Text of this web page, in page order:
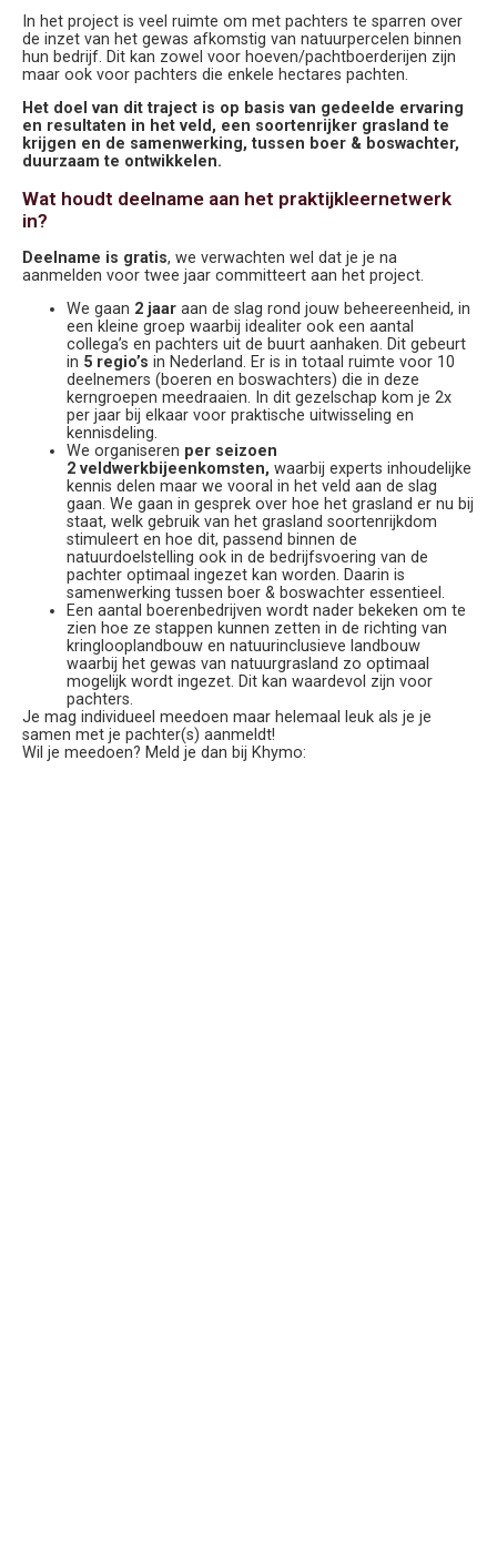
In het project is veel ruimte om met pachters te sparren over
de inzet van het gewas afkomstig van natuurpercelen binnen
hun bedrijf. Dit kan zowel voor hoeven/pachtboerderijen zijn
maar ook voor pachters die enkele hectares pachten.
Het doel van dit traject is op basis van gedeelde ervaring
en resultaten in het veld, een soortenrijker grasland te
krijgen en de samenwerking, tussen boer & boswachter,
duurzaam te ontwikkelen.
Wat houdt deelname aan het praktijkleernetwerk
in?
Deelname is gratis, we verwachten wel dat je je na
aanmelden voor twee jaar committeert aan het project.
We gaan 2 jaar aan de slag rond jouw beheereenheid, in
een kleine groep waarbij idealiter ook een aantal
collega’s en pachters uit de buurt aanhaken. Dit gebeurt
in 5 regio’s in Nederland. Er is in totaal ruimte voor 10
deelnemers (boeren en boswachters) die in deze
kerngroepen meedraaien. In dit gezelschap kom je 2x
per jaar bij elkaar voor praktische uitwisseling en
kennisdeling.
We organiseren per seizoen
2 veldwerkbijeenkomsten, waarbij experts inhoudelijke
kennis delen maar we vooral in het veld aan de slag
gaan. We gaan in gesprek over hoe het grasland er nu bij
staat, welk gebruik van het grasland soortenrijkdom
stimuleert en hoe dit, passend binnen de
natuurdoelstelling ook in de bedrijfsvoering van de
pachter optimaal ingezet kan worden. Daarin is
samenwerking tussen boer & boswachter essentieel.
Een aantal boerenbedrijven wordt nader bekeken om te
zien hoe ze stappen kunnen zetten in de richting van
kringlooplandbouw en natuurinclusieve landbouw
waarbij het gewas van natuurgrasland zo optimaal
mogelijk wordt ingezet. Dit kan waardevol zijn voor
pachters.
Je mag individueel meedoen maar helemaal leuk als je je
samen met je pachter(s) aanmeldt!
Wil je meedoen? Meld je dan bij Khymo: